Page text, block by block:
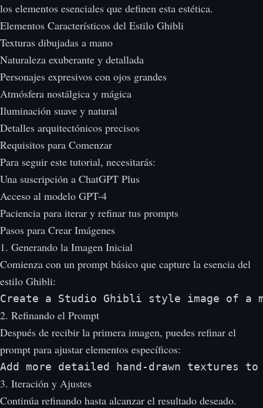
los elementos esenciales que definen esta estética.
Elementos Característicos del Estilo Ghibli
Texturas dibujadas a mano
Naturaleza exuberante y detallada
Personajes expresivos con ojos grandes
Atmósfera nostálgica y mágica
Iluminación suave y natural
Detalles arquitectónicos precisos
Requisitos para Comenzar
Para seguir este tutorial, necesitarás:
Una suscripción a ChatGPT Plus
Acceso al modelo GPT-4
Paciencia para iterar y refinar tus prompts
Pasos para Crear Imágenes
1. Generando la Imagen Inicial
Comienza con un prompt básico que capture la esencia del
estilo Ghibli:
Create a Studio Ghibli style image of a
2. Refinando el Prompt
Después de recibir la primera imagen, puedes refinar el
prompt para ajustar elementos específicos:
Add more detailed hand-drawn textures
3. Iteración y Ajustes
Continúa refinando hasta alcanzar el resultado deseado.